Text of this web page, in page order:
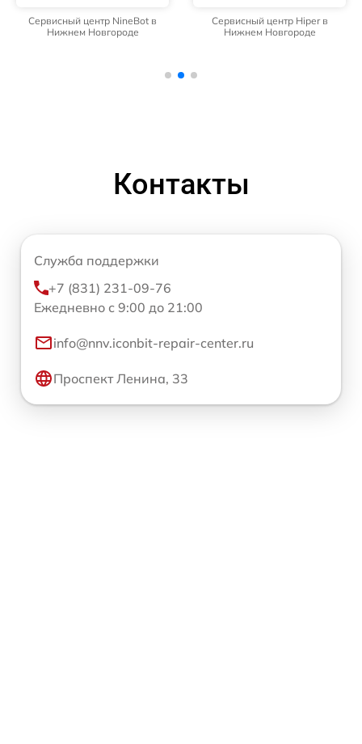
Сервисный центр NineBot в
Нижнем Новгороде
Сервисный центр Hiper в
Нижнем Новгороде
Контакты
Служба поддержки
+7 (831) 231-09-76
Ежедневно с 9:00 до 21:00
info@nnv.iconbit-repair-center.ru
Проспект Ленина, 33